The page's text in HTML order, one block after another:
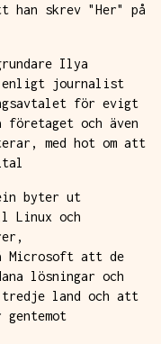
han skrev "Her" på
Ilya
enligt journalist
för evigt
och även
med hot om att
byter ut
Linux och
Microsoft att de
lösningar och
land och att